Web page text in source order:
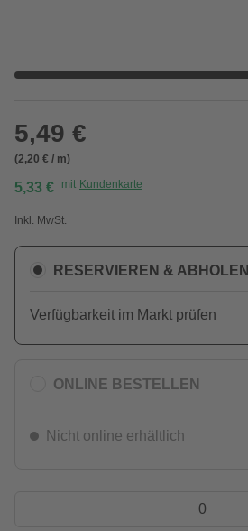
5,49 €
(2,20 € / m)
5,33 € mit Kundenkarte
Inkl. MwSt.
RESERVIEREN & ABHOLEN
Verfügbarkeit im Markt prüfen
ONLINE BESTELLEN
Nicht online erhältlich